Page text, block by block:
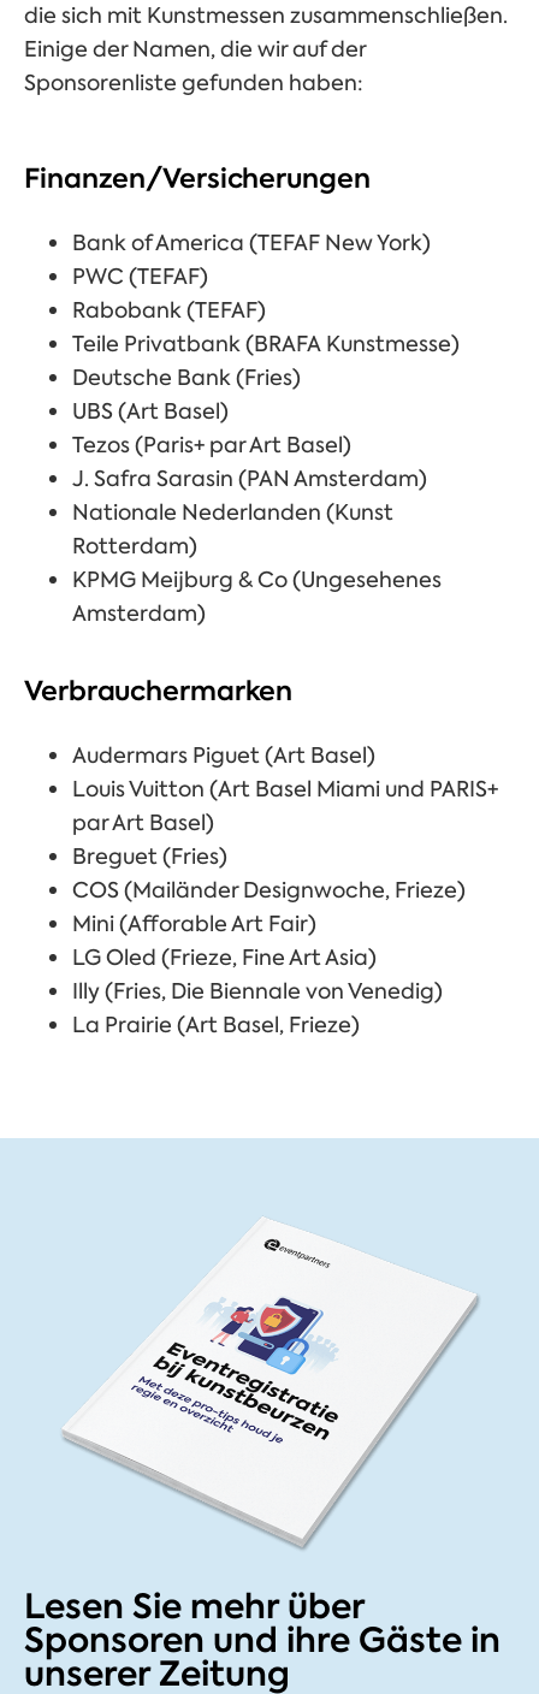
die sich mit Kunstmessen zusammenschließen.
Einige der Namen, die wir auf der
Sponsorenliste gefunden haben:
Finanzen/Versicherungen
Bank of America (TEFAF New York)
PWC (TEFAF)
Rabobank (TEFAF)
Teile Privatbank (BRAFA Kunstmesse)
Deutsche Bank (Fries)
UBS (Art Basel)
Tezos (Paris+ par Art Basel)
J. Safra Sarasin (PAN Amsterdam)
Nationale Nederlanden (Kunst
Rotterdam)
KPMG Meijburg & Co(Ungesehenes
Amsterdam)
Verbrauchermarken
Audermars Piguet (Art Basel)
Louis Vuitton (Art Basel Miami und PARIS+
par Art Basel)
Breguet (Fries)
COS (Mailänder Designwoche, Frieze)
Mini (Afforable Art Fair)
LG Oled (Frieze, Fine Art Asia)
Illy (Fries, Die Biennale von Venedig)
La Prairie (Art Basel, Frieze)
Lesen Sie mehr über
Sponsoren und ihre Gäste in
unserer Zeitung